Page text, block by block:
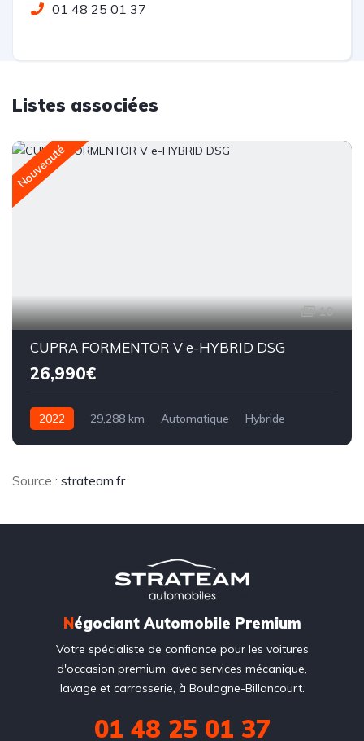
01 48 25 01 37
Listes associées
Nouveauté
10
CUPRA FORMENTOR V e-HYBRID DSG
26,990€
2022 29,288 km Automatique
Hybride
Source : strateam.fr
Négociant Automobile Premium
Votre spécialiste de confiance pour les voitures
d'occasion premium, avec services mécanique,
lavage et carrosserie, à Boulogne-Billancourt.
01 48 25 01 37